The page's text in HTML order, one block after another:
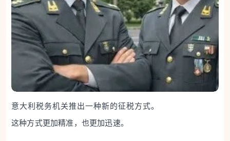
意大利税务机关推出一种新的征税方式。
这种方式更加精准，也更加迅速。